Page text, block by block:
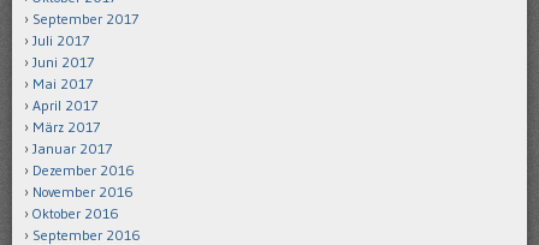
September 2017
Juli 2017
Juni 2017
Mai 2017
April 2017
März 2017
Januar 2017
Dezember 2016
November 2016
Oktober 2016
September 2016